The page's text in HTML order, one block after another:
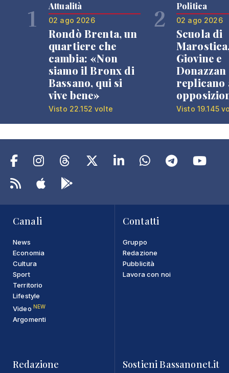
1 Attualità
02 ago 2026
Rondò Brenta, un
quartiere che
cambia: «Non
siamo il Bronx di
Bassano, qui si
vive bene»
Visto 22.152 volte
2 Politica
02 ago 2026
Scuola di
Giovine e
Donazzan
replicano
Visto 19.145
Canali
News
Economia
Cultura
Sport
Territorio
Lifestyle
Video NEW
Argomenti
Contatti
Gruppo
Redazione
Pubblicità
Lavora con noi
Redazione Sostieni Bassanonet.it